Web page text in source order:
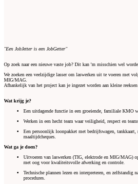
"Een JobJetter is een JobGetter"
Op zoek naar een nieuwe vaste job? Dit kan 'm misschien wel
We zoeken een veelzijdige lasser om laswerken uit te voeren met
MIG/MAG.
Afhankelijk van het project kan je ingezet worden aan kleine reeksen
Wat krijg je?
Een uitdagende functie in een groeiende, familiale KMO
Werken in een hecht team waar veiligheid, respect en
Een persoonlijk loonpakket met bedrijfswagen, tankkaart,
maaltijdcheques.
Wat ga je doen?
Uitvoeren van laswerken (TIG, elektrode en MIG/MAG)
met oog voor kwaliteitsvolle afwerking en controle.
Technische plannen lezen en interpreteren, en zelfstandig
procedures.